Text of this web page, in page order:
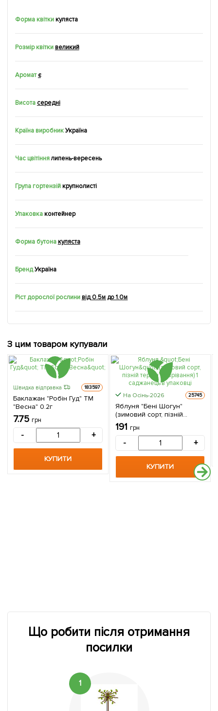
Форма квіткикуляста
Розмір квітки великий
Аромат є
Висота середні
Країна виробник Україна
Час цвітіннялипень-вересень
Група гортензій крупнолисті
Упаковкаконтейнер
Форма бутонакуляста
БрендУкраїна
Ріст дорослої рослини від 0.5м до 1.0м
З цим товаром купували
Швидка відправка 183597
Баклажан "Робін Гуд" ТМ
"Весна" 0.2г
7.75 грн
- +
КУПИТИ
На Осінь-2026 25745
Яблуня "Бені Шогун"
(зимовий сорт, пізній
термін дозрівання) 1
саджанець в упаковці
191 грн
- +
КУПИТИ
Що робити після отримання
посилки
1